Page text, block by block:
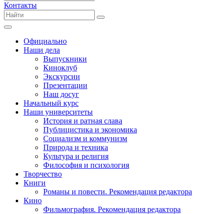
Контакты
Официально
Наши дела
Выпускники
Киноклуб
Экскурсии
Презентации
Наш досуг
Начальный курс
Наши университеты
История и ратная слава
Публицистика и экономика
Социализм и коммунизм
Природа и техника
Культура и религия
Философия и психология
Творчество
Книги
Романы и повести. Рекомендация редактора
Кино
Фильмография. Рекомендация редактора